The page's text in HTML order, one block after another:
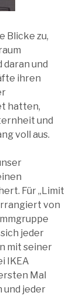
Blicke zu,
und
ihren
hatten,
und
voll aus.
Für „Limit
von
jeder
mit seiner
IKEA
Mal
und jeder